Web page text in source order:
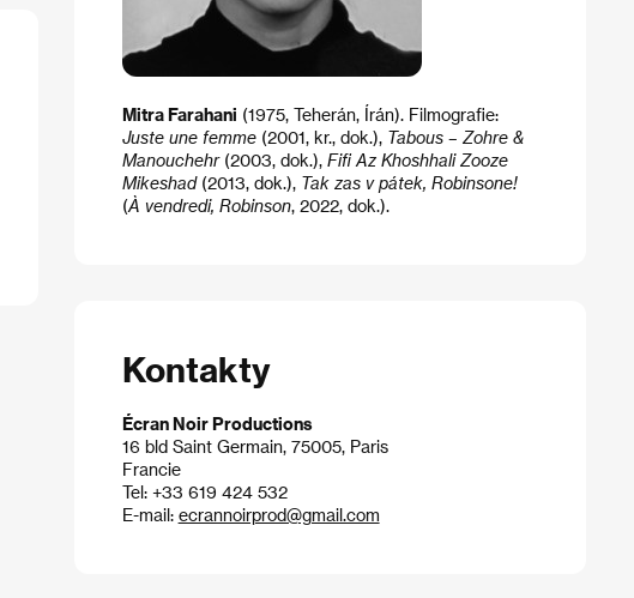
Mitra Farahani (1975, Teherán, Írán). Filmografie:
Juste une femme(2001, kr., dok.), Tabous – Zohre &
Manouchehr(2003, dok.), Fifi Az Khoshhali Zooze
Mikeshad(2013, dok.), Tak zas v pátek, Robinsone!
(À vendredi, Robinson, 2022, dok.).
Kontakty
Écran Noir Productions
16 bld Saint Germain, 75005, Paris
Francie
Tel: +33 619 424 532
E-mail: ecrannoirprod@gmail.com